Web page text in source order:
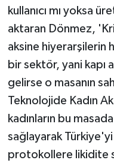
kullanıcı mı yoksa
aktaran Dönmez,
aksine hiyerarşilerin
bir sektör, yani kapı
gelirse o masanın
Teknolojide Kadın
kadınların bu
sağlayarak
protokollere likidite